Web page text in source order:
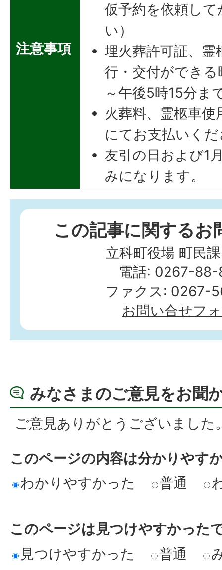
注意事項
仮予約を依頼し
い）
埋火葬許可証、霊
行・交付ができ
～午後5時15分ま
火葬料、霊柩車
にてお支払いく
友引の日および1
みになります。
この記事に関するお
立科町役場 町民
電話: 0267-
ファクス: 0267-
お問い合せフ
みなさまのご意見をお聞
ご意見ありがとうございました
このページの内容は分かりやす
わかりやすかった
普通
このページは見つけやすかった
見つけやすかった
普通